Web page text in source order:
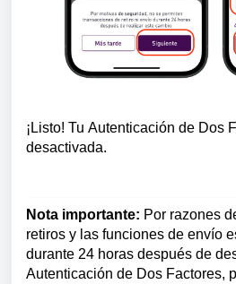
¡Listo! Tu Autenticación de Dos
desactivada.
Nota importante: Por razones
retiros y las funciones de envío
durante 24 horas después de
Autenticación de Dos Factores,